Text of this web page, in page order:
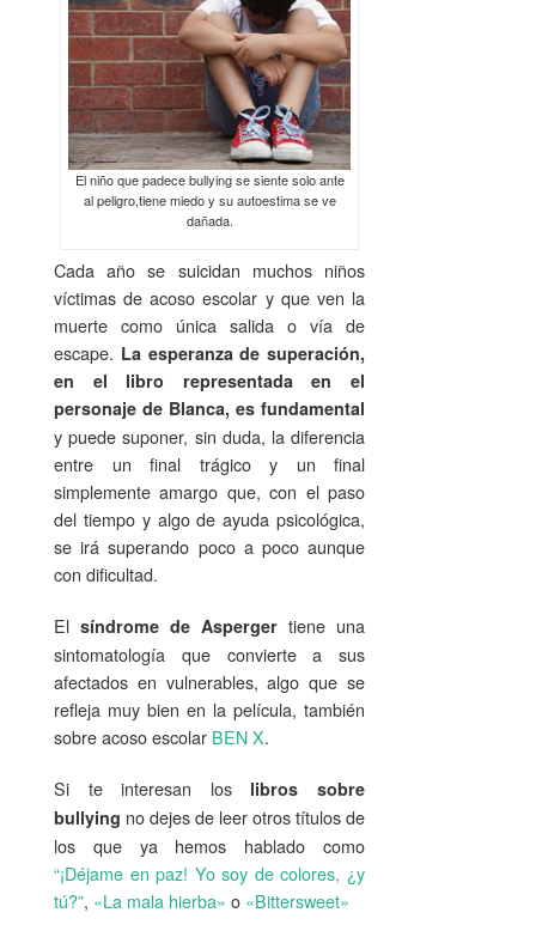
El niño que padece bullying se siente solo ante
al peligro,tiene miedo y su autoestima se ve
dañada.
Cada año se suicidan muchos niños
víctimas de acoso escolar y que ven la
muerte como única salida o vía de
escape. La esperanza de superación,
en el libro representada en el
personaje de Blanca, es fundamental
y puede suponer, sin duda, la diferencia
entre un final trágico y un final
simplemente amargo que, con el paso
del tiempo y algo de ayuda psicológica,
se irá superando poco a poco aunque
con dificultad.
El síndrome de Asperger tiene una
sintomatología que convierte a sus
afectados en vulnerables, algo que se
refleja muy bien en la película, también
sobre acoso escolar BEN X.
Si te interesan los libros sobre
bullying no dejes de leer otros títulos de
los que ya hemos hablado como
“¡Déjame en paz! Yo soy de colores, ¿y
tú?”, «La mala hierba» o «Bittersweet»